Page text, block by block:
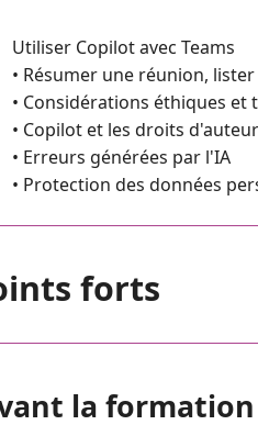
Utiliser Copilot avec Teams
• Résumer une réunion,
• Considérations éthiques et
• Copilot et les droits d'auteur
• Erreurs générées par l'IA
• Protection des données
forts
la formation